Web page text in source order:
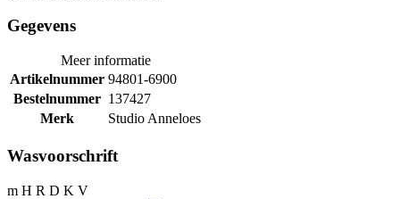
Gegevens
Meer informatie
Artikelnummer 94801-6900
Bestelnummer 137427
Merk
Studio Anneloes
Wasvoorschrift
m H R D K V